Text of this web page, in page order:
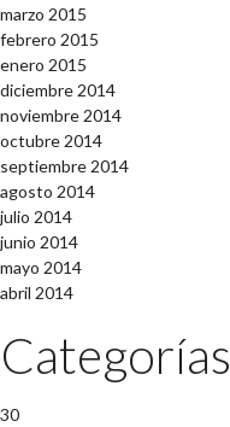
marzo 2015
febrero 2015
enero 2015
diciembre 2014
noviembre 2014
octubre 2014
septiembre 2014
agosto 2014
julio 2014
junio 2014
mayo 2014
abril 2014
Categorías
30